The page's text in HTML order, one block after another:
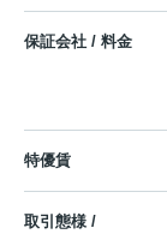
保証会社 / 料金
特優賃
取引態様 /